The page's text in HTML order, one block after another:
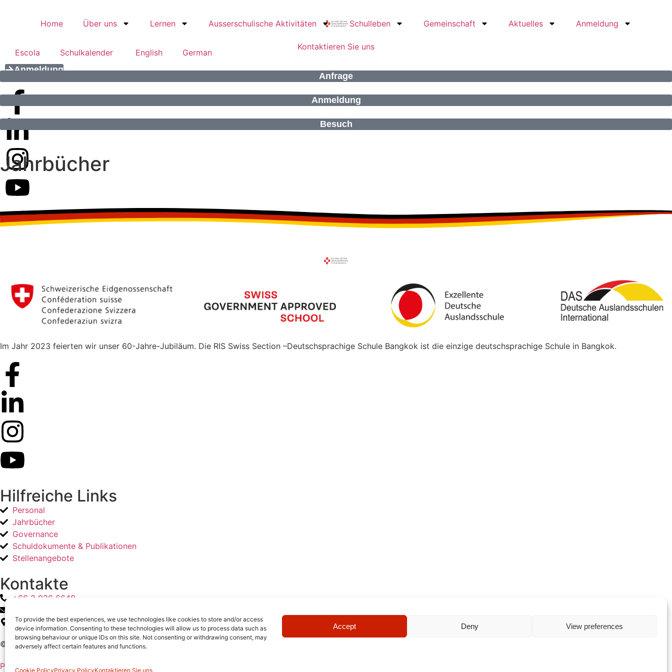
To provide the best experiences, we use technologies like cookies to store and/or access
device information. Consenting to these technologies will allow us to process data such as
browsing behaviour or unique IDs on this site. Not consenting or withdrawing consent, may
adversely affect certain features and functions.
Accept Deny View preferences
Cookie PolicyPrivacy PolicyKontaktieren Sie uns
Escola Schulkalender English
German
Anmeldung
Home Über uns Lernen Ausserschulische Aktivitäten Schulleben Gemeinschaft Aktuelles Anmeldung
Kontaktieren Sie uns
Anfrage
Anmeldung
Besuch
Jahrbücher
Im Jahr 2023 feierten wir unser 60-Jahre-Jubiläum. Die RIS Swiss Section –Deutschsprachige Schule Bangkok ist die einzige deutschsprachige Schule in Bangkok.
Hilfreiche Links
Personal
Jahrbücher
Governance
Schuldokumente & Publikationen
Stellenangebote
Kontakte
+66 2 026 6648
6/1 Ramkhamhaeng 184 Road, Bangkok 10510, Thailand
© RIS Swiss Section 2024 | All Rights Reserved
Privacy Policy Sitemap